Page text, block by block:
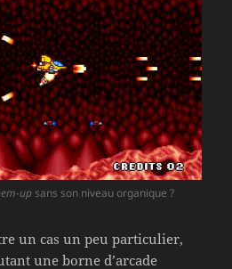
up sans son niveau organique ?
un cas un peu particulier,
une borne d’arcade